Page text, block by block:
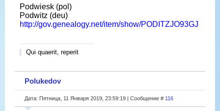
Podwiesk (pol)
Podwitz (deu)
http://gov.genealogy.net/item/show/PODITZJO93GJ
Qui quaerit, reperit
Polukedov
Дата: Пятница, 11 Января 2019, 23:59:19 | Сообщение # 116